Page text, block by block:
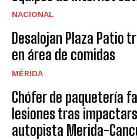
NACIONAL
Desalojan Plaza Patio
en área de comidas
MÉRIDA
Chófer de paquetería
lesiones tras
autopista Merida-